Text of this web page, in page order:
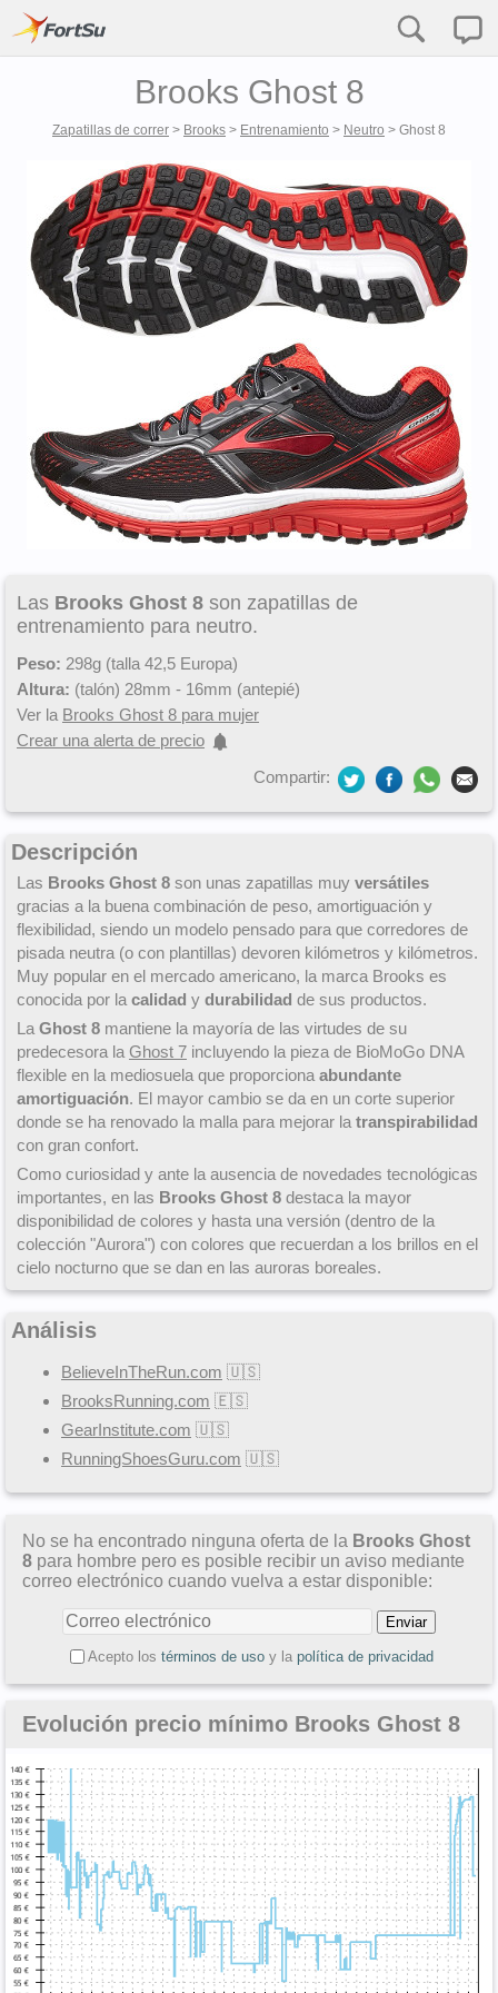
Brooks Ghost 8
Zapatillas de correr > Brooks > Entrenamiento > Neutro > Ghost 8
Las Brooks Ghost 8 son zapatillas de
entrenamiento para neutro.
Peso: 298g (talla 42,5 Europa)
Altura: (talón) 28mm - 16mm (antepié)
Ver la Brooks Ghost 8 para mujer
Crear una alerta de precio
Compartir:
Descripción
Las Brooks Ghost 8 son unas zapatillas muy versátiles
gracias a la buena combinación de peso, amortiguación y
flexibilidad, siendo un modelo pensado para que corredores de
pisada neutra (o con plantillas) devoren kilómetros y kilómetros.
Muy popular en el mercado americano, la marca Brooks es
conocida por la calidad y durabilidad de sus productos.
La Ghost 8 mantiene la mayoría de las virtudes de su
predecesora la Ghost 7 incluyendo la pieza de BioMoGo DNA
flexible en la mediosuela que proporciona abundante
amortiguación. El mayor cambio se da en un corte superior
donde se ha renovado la malla para mejorar la transpirabilidad
con gran confort.
Como curiosidad y ante la ausencia de novedades tecnológicas
importantes, en las Brooks Ghost 8 destaca la mayor
disponibilidad de colores y hasta una versión (dentro de la
colección "Aurora") con colores que recuerdan a los brillos en el
cielo nocturno que se dan en las auroras boreales.
Análisis
BelieveInTheRun.com 🇺🇸
BrooksRunning.com 🇪🇸
GearInstitute.com 🇺🇸
RunningShoesGuru.com 🇺🇸
No se ha encontrado ninguna oferta de la Brooks Ghost
8 para hombre pero es posible recibir un aviso mediante
correo electrónico cuando vuelva a estar disponible:
Acepto los términos de usoy la política de privacidad
Evolución precio mínimo Brooks Ghost 8